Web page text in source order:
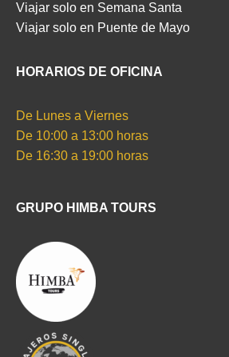
Viajar solo en Semana Santa
Viajar solo en Puente de Mayo
HORARIOS DE OFICINA
De Lunes a Viernes
De 10:00 a 13:00 horas
De 16:30 a 19:00 horas
GRUPO HIMBA TOURS